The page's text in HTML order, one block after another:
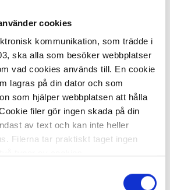
cookies
kommunikation, som trädde i
ska alla som besöker webbplatser
vad cookies används till. En cookie
lagras på din dator och som
som hjälper webbplatsen att hålla
filer gör ingen skada på din
av text och kan inte heller
Filerna tar praktiskt taget ingen
en fil permanent på din dator,
ca 1-2 dagar
+ KÖP
135g 500/FP